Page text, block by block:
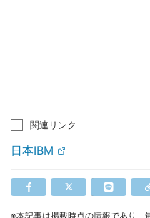
関連リンク
日本IBM
※本記事は掲載時点の情報であり、